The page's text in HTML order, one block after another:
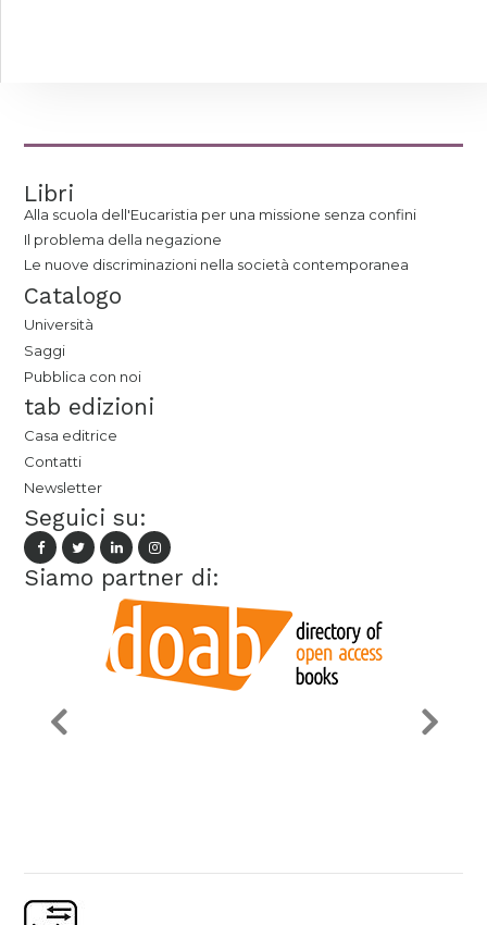
Libri
Alla scuola dell'Eucaristia per una missione senza confini
Il problema della negazione
Le nuove discriminazioni nella società contemporanea
Catalogo
Università
Saggi
Pubblica con noi
tab edizioni
Casa editrice
Contatti
Newsletter
Seguici su:
Siamo partner di: